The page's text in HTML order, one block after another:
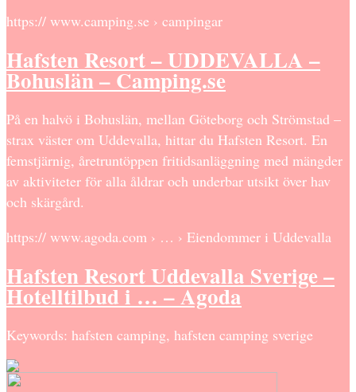
https:// www.camping.se › campingar
Hafsten Resort – UDDEVALLA –
Bohuslän – Camping.se
På en halvö i Bohuslän, mellan Göteborg och Strömstad –
strax väster om Uddevalla, hittar du Hafsten Resort. En
femstjärnig, åretruntöppen fritidsanläggning med mängder
av aktiviteter för alla åldrar och underbar utsikt över hav
och skärgård.
https:// www.agoda.com › … › Eiendommer i Uddevalla
Hafsten Resort Uddevalla Sverige –
Hotelltilbud i … – Agoda
Keywords: hafsten camping, hafsten camping sverige